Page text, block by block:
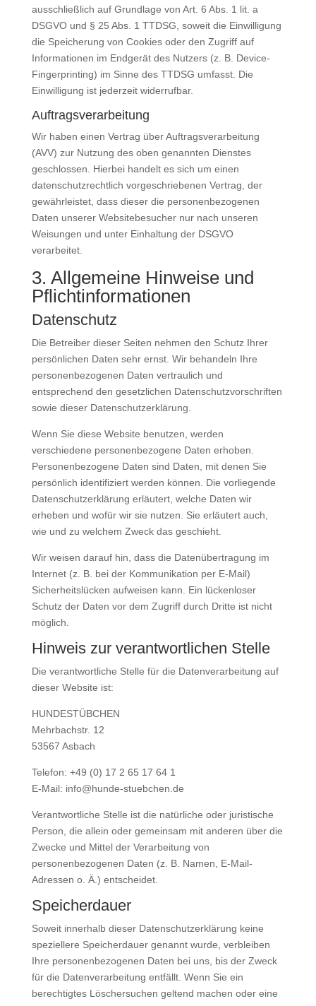
ausschließlich auf Grundlage von Art. 6 Abs. 1 lit. a
DSGVO und § 25 Abs. 1 TTDSG, soweit die Einwilligung
die Speicherung von Cookies oder den Zugriff auf
Informationen im Endgerät des Nutzers (z. B. Device-
Fingerprinting) im Sinne des TTDSG umfasst. Die
Einwilligung ist jederzeit widerrufbar.
Auftragsverarbeitung
Wir haben einen Vertrag über Auftragsverarbeitung
(AVV) zur Nutzung des oben genannten Dienstes
geschlossen. Hierbei handelt es sich um einen
datenschutzrechtlich vorgeschriebenen Vertrag, der
gewährleistet, dass dieser die personenbezogenen
Daten unserer Websitebesucher nur nach unseren
Weisungen und unter Einhaltung der DSGVO
verarbeitet.
3. Allgemeine Hinweise und
Pflicht­informationen
Datenschutz
Die Betreiber dieser Seiten nehmen den Schutz Ihrer
persönlichen Daten sehr ernst. Wir behandeln Ihre
personenbezogenen Daten vertraulich und
entsprechend den gesetzlichen Datenschutzvorschriften
sowie dieser Datenschutzerklärung.
Wenn Sie diese Website benutzen, werden
verschiedene personenbezogene Daten erhoben.
Personenbezogene Daten sind Daten, mit denen Sie
persönlich identifiziert werden können. Die vorliegende
Datenschutzerklärung erläutert, welche Daten wir
erheben und wofür wir sie nutzen. Sie erläutert auch,
wie und zu welchem Zweck das geschieht.
Wir weisen darauf hin, dass die Datenübertragung im
Internet (z. B. bei der Kommunikation per E-Mail)
Sicherheitslücken aufweisen kann. Ein lückenloser
Schutz der Daten vor dem Zugriff durch Dritte ist nicht
möglich.
Hinweis zur verantwortlichen Stelle
Die verantwortliche Stelle für die Datenverarbeitung auf
dieser Website ist:
HUNDESTÜBCHEN
Mehrbachstr. 12
53567 Asbach
Telefon: +49 (0) 17 2 65 17 64 1
E-Mail: info@hunde-stuebchen.de
Verantwortliche Stelle ist die natürliche oder juristische
Person, die allein oder gemeinsam mit anderen über die
Zwecke und Mittel der Verarbeitung von
personenbezogenen Daten (z. B. Namen, E-Mail-
Adressen o. Ä.) entscheidet.
Speicherdauer
Soweit innerhalb dieser Datenschutzerklärung keine
speziellere Speicherdauer genannt wurde, verbleiben
Ihre personenbezogenen Daten bei uns, bis der Zweck
für die Datenverarbeitung entfällt. Wenn Sie ein
berechtigtes Löschersuchen geltend machen oder eine